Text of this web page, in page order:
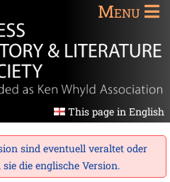
Menu
This page in English
sind eventuell veraltet oder
die englische Version.